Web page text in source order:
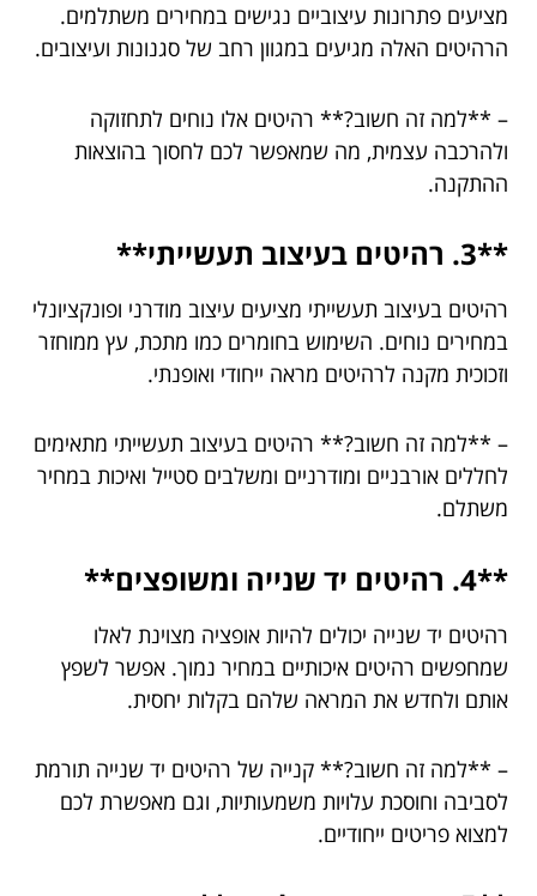
מציעים פתרונות עיצוביים נגישים במחירים משתלמים.
הרהיטים האלה מגיעים במגוון רחב של סגנונות ועיצובים.
– **למה זה חשוב?** רהיטים אלו נוחים לתחזוקה
ולהרכבה עצמית, מה שמאפשר לכם לחסוך בהוצאות
ההתקנה.
**3. רהיטים בעיצוב תעשייתי**
רהיטים בעיצוב תעשייתי מציעים עיצוב מודרני ופונקציונלי
במחירים נוחים. השימוש בחומרים כמו מתכת, עץ ממוחזר
וזכוכית מקנה לרהיטים מראה ייחודי ואופנתי.
– **למה זה חשוב?** רהיטים בעיצוב תעשייתי מתאימים
לחללים אורבניים ומודרניים ומשלבים סטייל ואיכות במחיר
משתלם.
**4. רהיטים יד שנייה ומשופצים**
רהיטים יד שנייה יכולים להיות אופציה מצוינת לאלו
שמחפשים רהיטים איכותיים במחיר נמוך. אפשר לשפץ
אותם ולחדש את המראה שלהם בקלות יחסית.
– **למה זה חשוב?** קנייה של רהיטים יד שנייה תורמת
לסביבה וחוסכת עלויות משמעותיות, וגם מאפשרת לכם
למצוא פריטים ייחודיים.